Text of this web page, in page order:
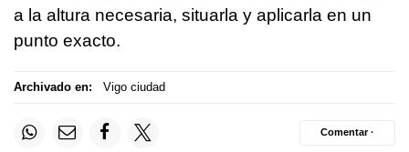
a la altura necesaria, situarla y aplicarla en un
punto exacto.
Archivado en: Vigo ciudad
Comentar ·